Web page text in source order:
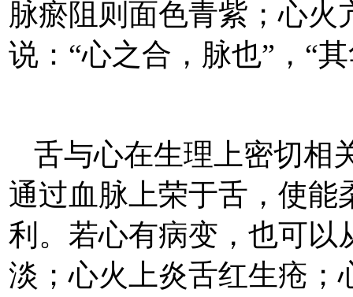
脉瘀阻则面色青紫；心
说：“心之合，脉也”，“
舌与心在生理上密切相
通过血脉上荣于舌，使能
利。若心有病变，也可以
淡；心火上炎舌红生疮；